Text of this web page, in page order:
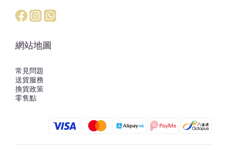
網站地圖
常見問題
送貨服務
換貨政策
零售點